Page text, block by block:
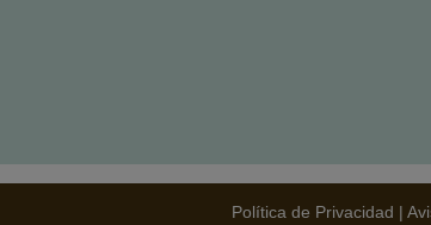
Política de Privacidad |